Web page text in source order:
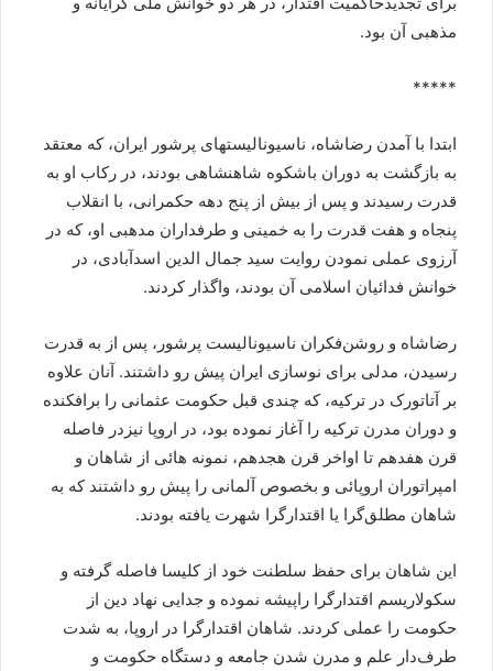
مذهبی آن بود.
*****
ابتدا با آمدن رضاشاه، ناسیونالیستهای پرشور ایران، که معتقد
به بازگشت به دوران باشکوه شاهنشاهی بودند، در رکاب او به
قدرت رسیدند و پس از بیش از پنج دهه حکمرانی، با انقلاب
پنجاه و هفت قدرت را به خمینی و طرفداران مدهبی او، که در
آرزوی عملی نمودن روایت سید جمال الدین اسدآبادی، در
خوانش فدائیان اسلامی آن بودند، واگذار کردند.
رضاشاه و روشن‌فکران ناسیونالیست پرشور، پس از به قدرت
رسیدن، مدلی برای نوسازی ایران پیش رو داشتند. آنان علاوه
بر آتاتورک در ترکیه، که چندی قبل حکومت عثمانی را برافکنده
و دوران مدرن ترکیه را آغاز نموده بود، در اروپا نیزدر فاصله
قرن هفدهم تا اواخر قرن هجدهم، نمونه هائی از شاهان و
امپراتوران اروپائی و بخصوص آلمانی را پیش رو داشتند که به
شاهان مطلق‌گرا یا اقتدارگرا شهرت یافته بودند.
این شاهان برای حفظ سلطنت خود از کلیسا فاصله گرفته و
سکولاریسم اقتدارگرا راپیشه نموده و جدایی نهاد دین از
حکومت را عملی کردند. شاهان اقتدارگرا در اروپا، به شدت
طرف‌دار علم و مدرن شدن جامعه و دستگاه حکومت و